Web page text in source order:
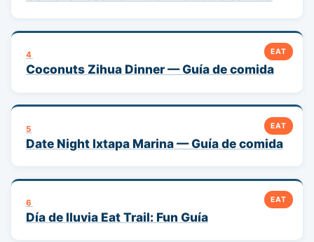
EAT
4
Coconuts Zihua Dinner — Guía de comida
EAT
5
Date Night Ixtapa Marina — Guía de comida
EAT
6
Día de lluvia Eat Trail: Fun Guía